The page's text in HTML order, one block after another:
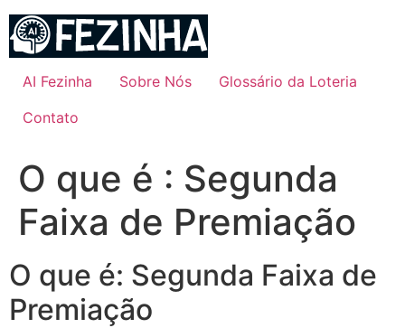
para
conteúdo
AI Fezinha Sobre Nós
Glossário da Loteria
Contato
O que é : Segunda
Faixa de Premiação
O que é: Segunda Faixa de
Premiação